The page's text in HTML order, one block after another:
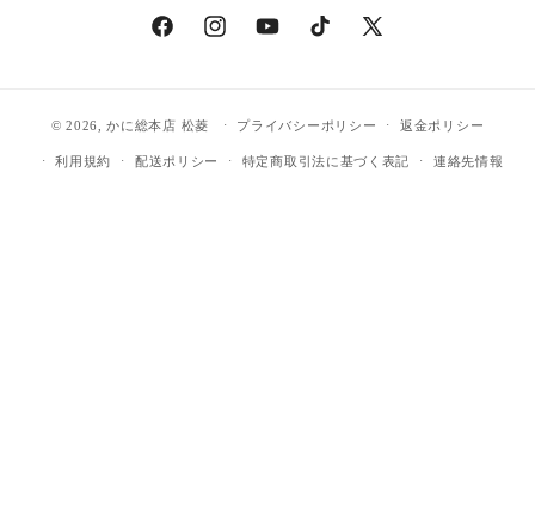
FacebookInstagramYouTubeTikTok
X
© 2026,かに総本店 松菱 プライバシーポリシー 返金ポリシー
利用規約 配送ポリシー 特定商取引法に基づく表記 連絡先情報